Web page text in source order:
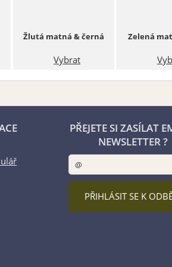
Žlutá matná & černá
Vybrat
Zelená
PŘEJETE SI ZASÍLAT
NEWSLETTER ?